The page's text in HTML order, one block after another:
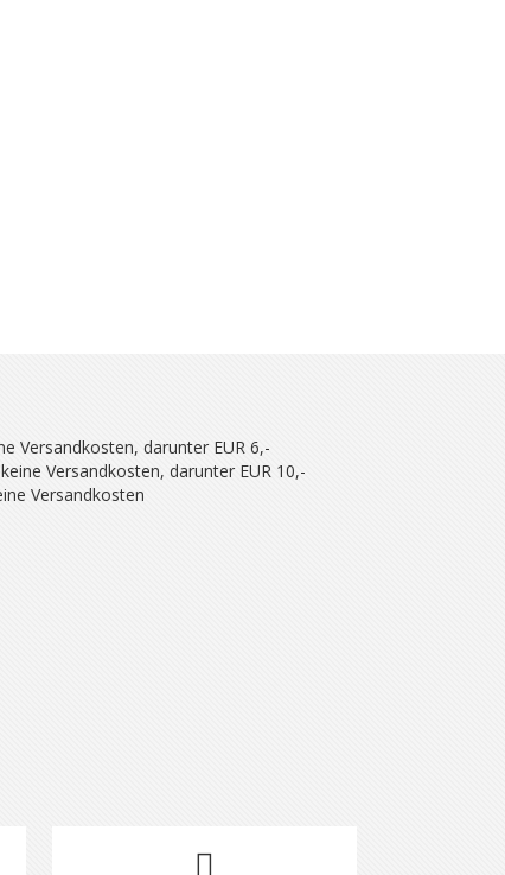
Versandkosten, darunter EUR 6,-
Versandkosten, darunter EUR 10,-
Versandkosten